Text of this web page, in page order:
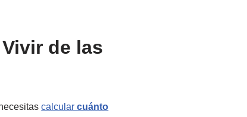
de las
calcularcuánto